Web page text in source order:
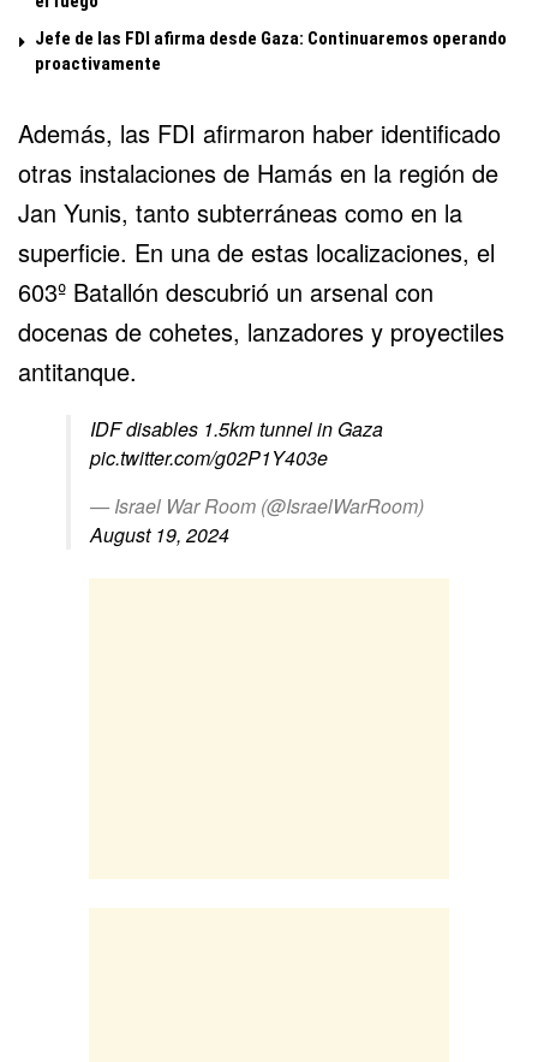
Jefe de las FDI afirma desde Gaza: Continuaremos operando
proactivamente
Además, las FDI afirmaron haber identificado
otras instalaciones de Hamás en la región de
Jan Yunis, tanto subterráneas como en la
superficie. En una de estas localizaciones, el
603º Batallón descubrió un arsenal con
docenas de cohetes, lanzadores y proyectiles
antitanque.
IDF disables 1.5km tunnel in Gaza
pic.twitter.com/g02P1Y403e
— Israel War Room (@IsraelWarRoom)
August 19, 2024